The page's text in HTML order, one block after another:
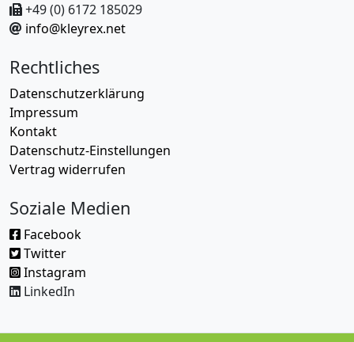
+49 (0) 6172 185029
info@kleyrex.net
Rechtliches
Datenschutzerklärung
Impressum
Kontakt
Datenschutz-Einstellungen
Vertrag widerrufen
Soziale Medien
Facebook
Twitter
Instagram
LinkedIn